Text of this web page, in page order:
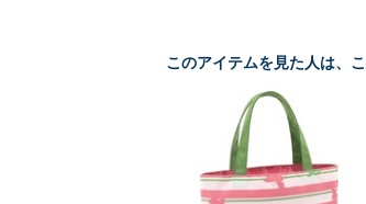
このアイテムを見た人は、